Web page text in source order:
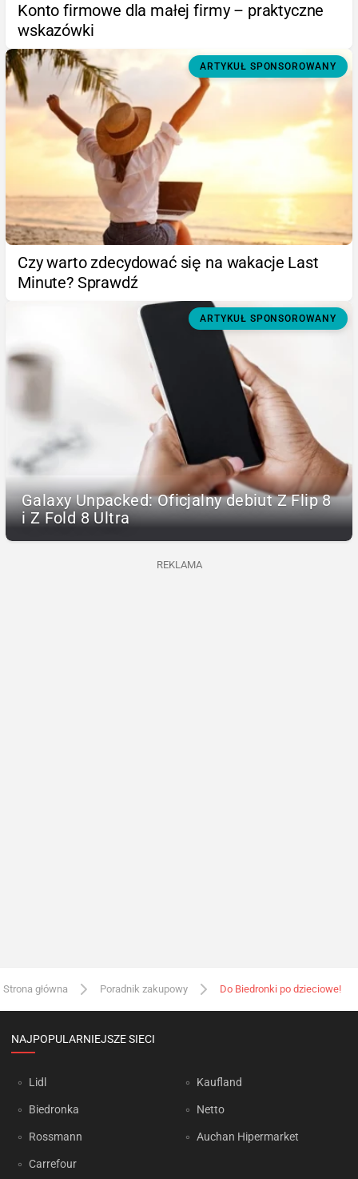
Konto firmowe dla małej firmy – praktyczne
wskazówki
ARTYKUŁ SPONSOROWANY
Czy warto zdecydować się na wakacje Last
Minute? Sprawdź
ARTYKUŁ SPONSOROWANY
Galaxy Unpacked: Oficjalny debiut Z Flip 8
i Z Fold 8 Ultra
REKLAMA
Strona główna Poradnik zakupowy Do Biedronki po dzieciowe!
NAJPOPULARNIEJSZE SIECI
Lidl
Biedronka
Rossmann
Carrefour
Kaufland
Netto
Auchan Hipermarket